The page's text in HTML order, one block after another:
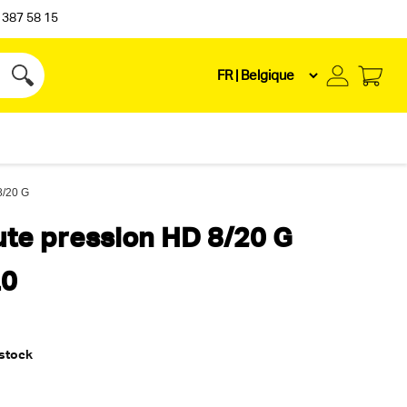
58 15
20 G
pression HD 8/20 G